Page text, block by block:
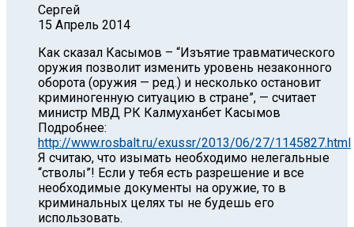
Сергей
15 Апрель 2014
Как сказал Касымов – “Изъятие травматического
оружия позволит изменить уровень незаконного
оборота (оружия — ред.) и несколько остановит
криминогенную ситуацию в стране”, — считает
министр МВД РК Калмуханбет Касымов
Подробнее:
http://www.rosbalt.ru/exussr/2013/06/27/1145827.html
Я считаю, что изымать необходимо нелегальные
“стволы”! Если у тебя есть разрешение и все
необходимые документы на оружие, то в
криминальных целях ты не будешь его
использовать.